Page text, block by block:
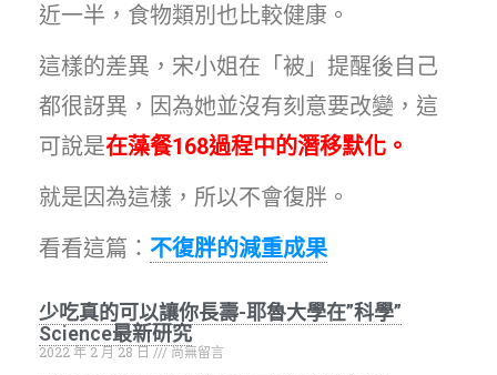
近一半，食物類別也比較健康。
這樣的差異，宋小姐在「被」提醒後自己
都很訝異，因為她並沒有刻意要改變，這
可說是在藻餐168過程中的潛移默化。
就是因為這樣，所以不會復胖。
看看這篇： 不復胖的減重成果
少吃真的可以讓你長壽-耶魯大學在”科學”
Science最新研究
2022 年 2 月 28 日
尚無留言